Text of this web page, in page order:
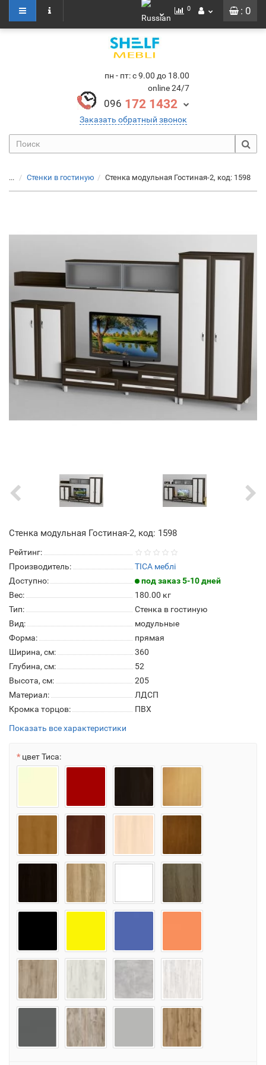
: 0
0
пн - пт: с 9.00 до 18.00
online 24/7
096 172 1432
Заказать обратный звонок
... Стенки в гостиную Стенка модульная Гостиная-2, код: 1598
Стенка модульная Гостиная-2, код: 1598
Рейтинг:
Производитель:
ТІСА меблі
Доступно:
под заказ 5-10 дней
Вес:
180.00 кг
Тип:
Стенка в гостиную
Вид:
модульные
Форма:
прямая
Ширина, см:
360
Глубина, см:
52
Высота, см:
205
Материал:
ЛДСП
Кромка торцов:
ПВХ
Показать все характеристики
цвет Тиса: